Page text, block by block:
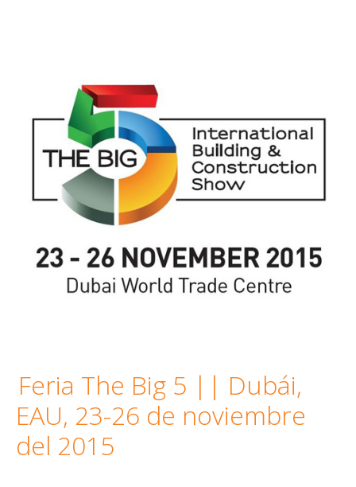
Feria The Big 5 || Dubái,
EAU, 23-26 de noviembre
del 2015